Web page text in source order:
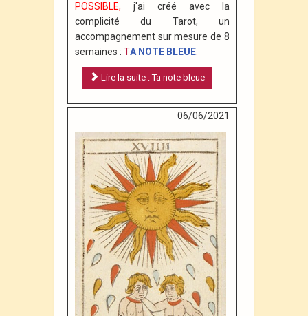
POSSIBLE, j'ai créé avec la
complicité du Tarot, un
accompagnement sur mesure de 8
semaines : TA NOTE BLEUE.
Lire la suite : Ta note bleue
06/06/2021